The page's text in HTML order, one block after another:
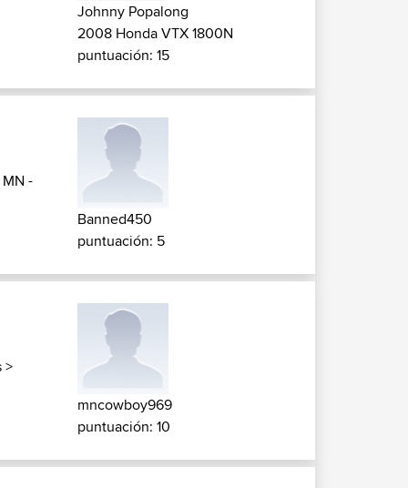
Johnny Popalong
2008 Honda VTX 1800N
puntuación: 15
MN -
Banned450
puntuación: 5
>
mncowboy969
puntuación: 10